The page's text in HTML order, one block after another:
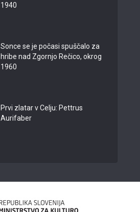
1940
Sonce se je počasi spuščalo za
hribe nad Zgornjo Rečico, okrog
1960
Prvi zlatar v Celju: Pettrus
Aurifaber